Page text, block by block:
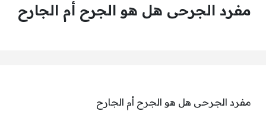
مفرد الجرحى هل هو الجرح أم الجارح
مفرد الجرحى هل هو الجرح أم الجارح